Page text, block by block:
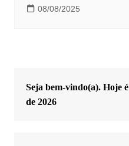
08/08/2025
Seja bem-vindo(a). Hoje é
de 2026